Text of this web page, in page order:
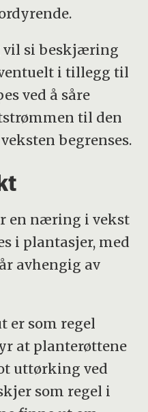
vil si beskjæring
i tillegg til
ved å såre
til den
begrenses.
en næring i vekst
i plantasjer, med
avhengig av
er som regel
at planterøttene
uttørking ved
som regel i